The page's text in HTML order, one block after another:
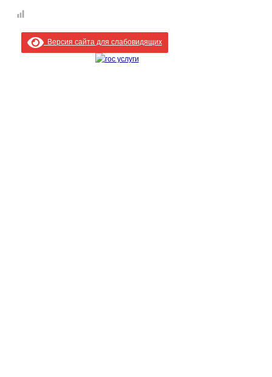
Версия сайта для слабовидящих